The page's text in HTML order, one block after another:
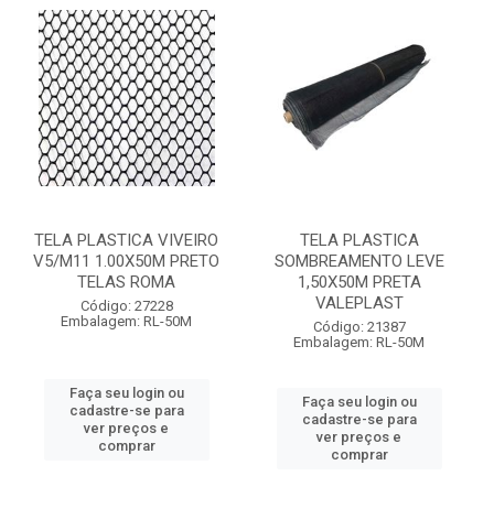
TELA PLASTICA VIVEIRO
V5/M11 1.00X50M PRETO
TELAS ROMA
Código: 27228
Embalagem: RL-50M
Faça seu login ou
cadastre-se para
ver preços e
comprar
TELA PLASTICA
SOMBREAMENTO LEVE
1,50X50M PRETA
VALEPLAST
Código: 21387
Embalagem: RL-50M
Faça seu login ou
cadastre-se para
ver preços e
comprar